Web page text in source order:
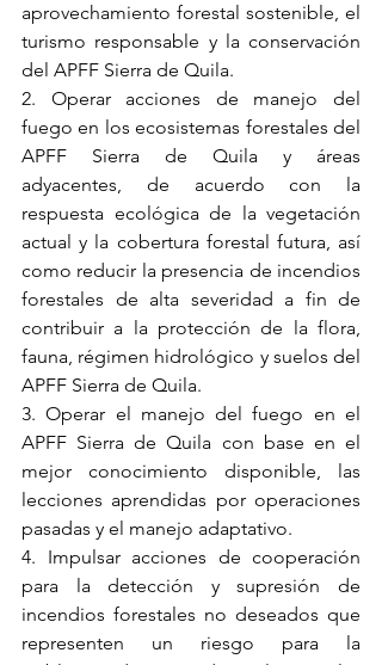
aprovechamiento forestal sostenible, el
turismo responsable y la conservación
del APFF Sierra de Quila.
2. Operar acciones de manejo del
fuego en los ecosistemas forestales del
APFF Sierra de Quila y áreas
adyacentes, de acuerdo con la
respuesta ecológica de la vegetación
actual y la cobertura forestal futura, así
como reducir la presencia de incendios
forestales de alta severidad a fin de
contribuir a la protección de la flora,
fauna, régimen hidrológico y suelos del
APFF Sierra de Quila.
3. Operar el manejo del fuego en el
APFF Sierra de Quila con base en el
mejor conocimiento disponible, las
lecciones aprendidas por operaciones
pasadas y el manejo adaptativo.
4. Impulsar acciones de cooperación
para la detección y supresión de
incendios forestales no deseados que
representen un riesgo para la